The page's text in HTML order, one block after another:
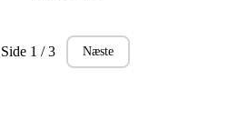
Side 1 / 3 Næste